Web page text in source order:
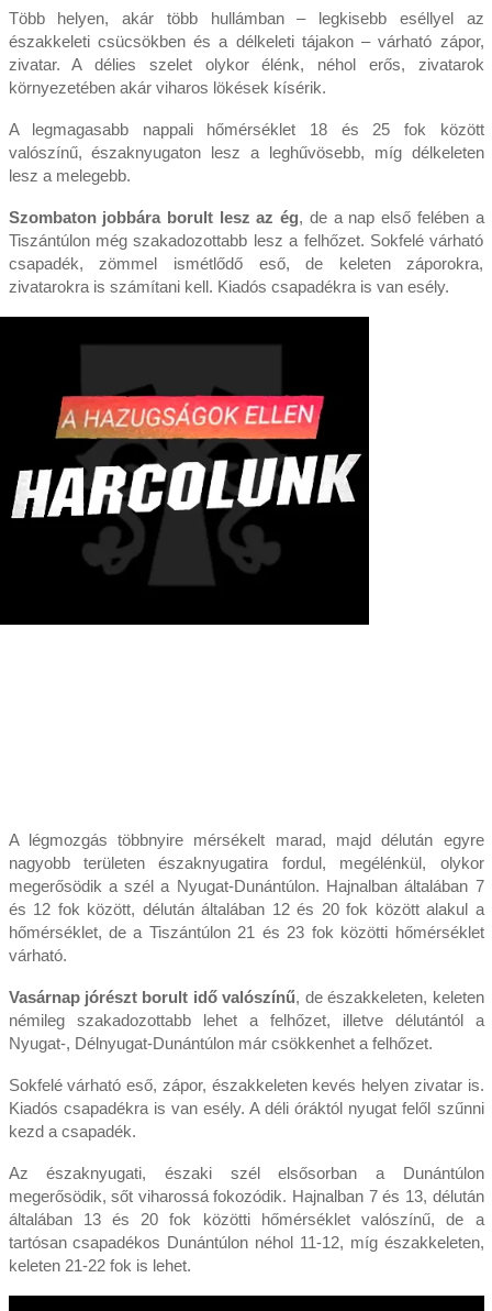
Több helyen, akár több hullámban – legkisebb eséllyel az
északkeleti csücsökben és a délkeleti tájakon – várható zápor,
zivatar. A délies szelet olykor élénk, néhol erős, zivatarok
környezetében akár viharos lökések kísérik.
A legmagasabb nappali hőmérséklet 18 és 25 fok között
valószínű, északnyugaton lesz a leghűvösebb, míg délkeleten
lesz a melegebb.
Szombaton jobbára borult lesz az ég, de a nap első felében a
Tiszántúlon még szakadozottabb lesz a felhőzet. Sokfelé várható
csapadék, zömmel ismétlődő eső, de keleten záporokra,
zivatarokra is számítani kell. Kiadós csapadékra is van esély.
A légmozgás többnyire mérsékelt marad, majd délután egyre
nagyobb területen északnyugatira fordul, megélénkül, olykor
megerősödik a szél a Nyugat-Dunántúlon. Hajnalban általában 7
és 12 fok között, délután általában 12 és 20 fok között alakul a
hőmérséklet, de a Tiszántúlon 21 és 23 fok közötti hőmérséklet
várható.
Vasárnap jórészt borult idő valószínű, de északkeleten, keleten
némileg szakadozottabb lehet a felhőzet, illetve délutántól a
Nyugat-, Délnyugat-Dunántúlon már csökkenhet a felhőzet.
Sokfelé várható eső, zápor, északkeleten kevés helyen zivatar is.
Kiadós csapadékra is van esély. A déli óráktól nyugat felől szűnni
kezd a csapadék.
Az északnyugati, északi szél elsősorban a Dunántúlon
megerősödik, sőt viharossá fokozódik. Hajnalban 7 és 13, délután
általában 13 és 20 fok közötti hőmérséklet valószínű, de a
tartósan csapadékos Dunántúlon néhol 11-12, míg északkeleten,
keleten 21-22 fok is lehet.